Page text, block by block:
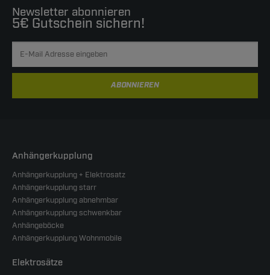
Newsletter abonnieren
5€ Gutschein sichern!
ABONNIEREN
Anhängerkupplung
Anhängerkupplung + Elektrosatz
Anhängerkupplung starr
Anhängerkupplung abnehmbar
Anhängerkupplung schwenkbar
Anhängeböcke
Anhängerkupplung Wohnmobile
Elektrosätze